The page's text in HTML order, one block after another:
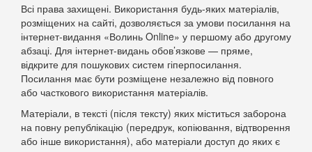
Всі права захищені. Використання будь-яких матеріалів,
розміщених на сайті, дозволяється за умови посилання на
інтернет-видання «Волинь Online» у першому або другому
абзаці. Для інтернет-видань обов’язкове — пряме,
відкрите для пошукових систем гіперпосилання.
Посилання має бути розміщене незалежно від повного
або часткового використання матеріалів.
Матеріали, в тексті (після тексту) яких міститься заборона
на повну републікацію (передрук, копіювання, відтворення
або інше використання), або матеріали доступ до яких є